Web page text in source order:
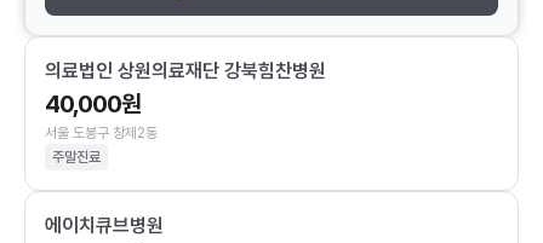
의료법인 상원의료재단 강북힘찬병원
40,000원
서울 도봉구 창제2동
주말진료
에이치큐브병원